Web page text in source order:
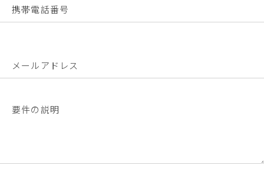
携帯電話番号
メールアドレス
要件の説明